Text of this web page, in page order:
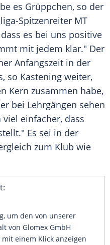
es Grüppchen, so der
Spitzenreiter MT
es bei uns positive
mit jedem klar." Der
Anfangszeit in der
so Kastening weiter,
Kern zusammen habe,
bei Lehrgängen sehen
einfacher, dass
Es sei in der
zum Klub wie
um den von unserer
von Glomex GmbH
einem Klick anzeigen